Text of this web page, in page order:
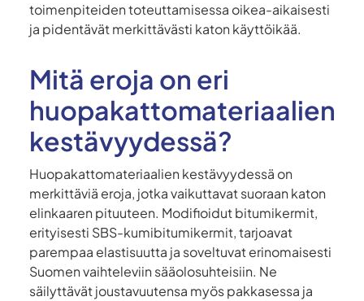
toimenpiteiden toteuttamisessa oikea-aikaisesti
ja pidentävät merkittävästi katon käyttöikää.
Mitä eroja on eri
huopakattomateriaalien
kestävyydessä?
Huopakattomateriaalien kestävyydessä on
merkittäviä eroja, jotka vaikuttavat suoraan katon
elinkaaren pituuteen. Modifioidut bitumikermit,
erityisesti SBS-kumibitumikermit, tarjoavat
parempaa elastisuutta ja soveltuvat erinomaisesti
Suomen vaihteleviin sääolosuhteisiin. Ne
säilyttävät joustavuutensa myös pakkasessa ja